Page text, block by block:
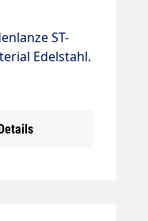
ST-
Edelstahl.
Details